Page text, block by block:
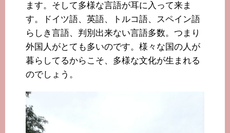
ます。そして多様な言語が耳に入って来ま
す。ドイツ語、英語、トルコ語、スペイン語
らしき言語、判別出来ない言語多数。つまり
外国人がとても多いのです。様々な国の人が
暮らしてるからこそ、多様な文化が生まれる
のでしょう。